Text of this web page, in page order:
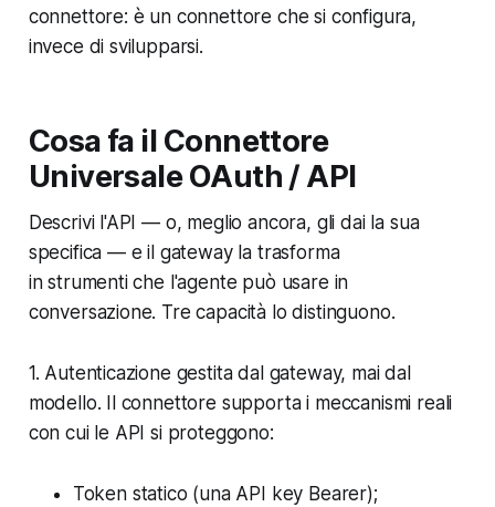
connettore: è un connettore che si configura,
invece di svilupparsi.
Cosa fa il Connettore
Universale OAuth / API
Descrivi l'API — o, meglio ancora, gli dai la sua
specifica — e il gateway la trasforma
in strumenti che l'agente può usare in
conversazione. Tre capacità lo distinguono.
1. Autenticazione gestita dal gateway, mai dal
modello. Il connettore supporta i meccanismi reali
con cui le API si proteggono:
Token statico (una API key Bearer);